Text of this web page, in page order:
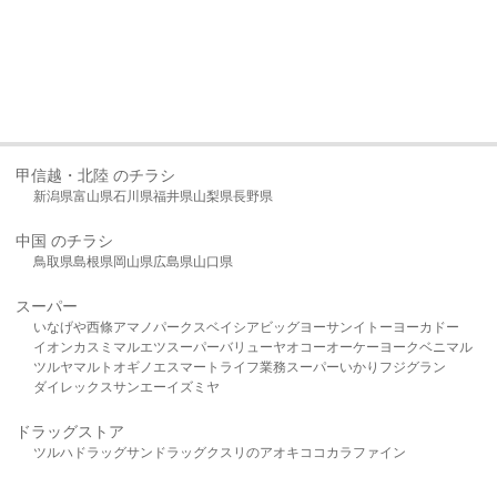
甲信越・北陸 のチラシ
新潟県富山県石川県福井県山梨県長野県
中国 のチラシ
鳥取県島根県岡山県広島県山口県
スーパー
いなげや西條アマノパークスベイシア ビッグヨーサンイトーヨーカドー
イオンカスミ マルエツスーパーバリューヤオコーオーケー ヨークベニマル
ツルヤマルト オギノ エスマート ライフ業務スーパーいかり フジグラン
ダイレックスサンエーイズミヤ
ドラッグストア
ツルハドラッグサンドラッグクスリのアオキ ココカラファイン